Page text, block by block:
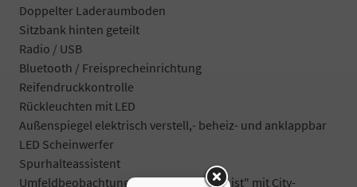
Doppelter Laderaumboden
Sitzbank hinten geteilt
Radio / USB
Bluetooth / Freisprecheinrichtung
Reifendruckkontrolle
Rückleuchten mit LED
Außenspiegel elektrisch verstell,- beheiz- und anklappbar
LED Scheinwerfer
Spurhalteassistent
Umfeldbeobachtungssystem "Front Assist" mit City-